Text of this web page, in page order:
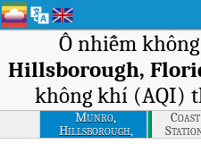
Ô nhiễm
Hillsborough,
không khí (AQI)
Munro,
Hillsborough,
Florida